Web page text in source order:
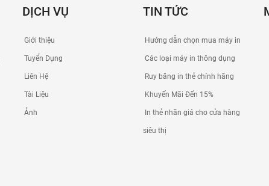
DỊCH VỤ
Giới thiệu
Tuyển Dụng
Liên Hệ
Tài Liệu
Ảnh
TIN TỨC
Hướng dẫn chọn mua máy in
Các loại máy in thông dụng
Ruy băng in thẻ chính hãng
Khuyến Mãi Đến 15%
In thẻ nhãn giá cho cửa hàng
siêu thị